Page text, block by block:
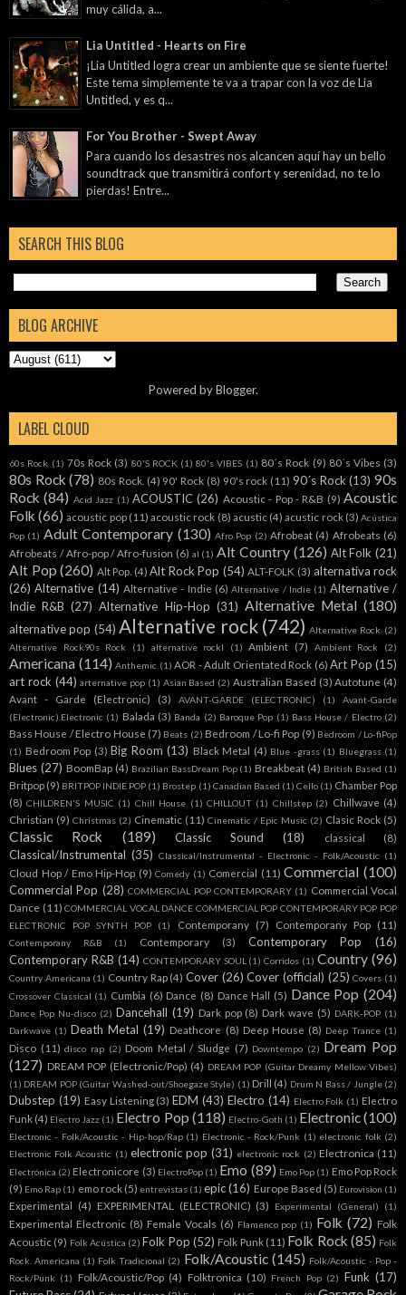
muy cálida, a...
Lia Untitled - Hearts on Fire
¡Lia Untitled logra crear un ambiente que se siente fuerte!
Este tema simplemente te va a trapar con la voz de Lia
Untitled, y es q...
For You Brother - Swept Away
Para cuando los desastres nos alcancen aquí hay un bello
soundtrack que transmitirá confort y serenidad, no te lo
pierdas! Entre...
SEARCH THIS BLOG
BLOG ARCHIVE
Powered byBlogger.
LABEL CLOUD
60s Rock (1) 70s Rock (3) 80'S ROCK (1) 80's VIBES (1) 80´s Rock (9) 80´s Vibes (3)
80s Rock (78) 80s Rock. (4) 90' Rock (8) 90's rock (11) 90´s Rock (13) 90s
Rock (84) Acid Jazz (1) ACOUSTIC (26) Acoustic - Pop - R&B (9) Acoustic
Folk (66) acoustic pop (11) acoustic rock (8) acustic (4) acustic rock (3) Acústica
Pop (1) Adult Contemporary (130) Afro Pop (2) Afrobeat (4) Afrobeats (6)
Afrobeats / Afro-pop / Afro-fusion (6) al (1) Alt Country (126) Alt Folk (21)
Alt Pop (260) Alt Pop. (4) Alt Rock Pop (54) ALT-FOLK (3) alternativa rock
(26) Alternative (14) Alternative - Indie (6) Alternative / Indie (1) Alternative /
Indie R&B (27) Alternative Hip-Hop (31) Alternative Metal (180)
alternative pop (54) Alternative rock (742) Alternative Rock. (2)
Alternative Rock90s Rock
(1) alternative rockl (1) Ambient (7) Ambient Rock (2)
Americana (114) Anthemic (1) AOR - Adult Orientated Rock (6) Art Pop (15)
art rock (44) arternative pop (1) Asian Based (2) Australian Based (3) Autotune (4)
Avant - Garde (Electronic)
(3) AVANT-GARDE (ELECTRONIC) (1)
Avant-Garde
(Electronic).Electronic (1) Balada (3) Banda (2) Baroque Pop (1) Bass House / Electro (2)
Bass House / Electro House (7) Beats (2) Bedroom / Lo-fi Pop (9) Bedroom / Lo-fiPop
(1) Bedroom Pop (3) Big Room (13) Black Metal (4) Blue -grass (1) Bluegrass (1)
Blues (27) BoomBap (4) Brazilian BassDream Pop (1) Breakbeat (4) British Based (1)
Britpop (9) BRITPOP INDIE POP (1) Brostep (1) Canadian Based (1) Cello (1) Chamber Pop
(8) CHILDREN'S MUSIC (1) Chill House (1) CHILLOUT (1) Chillstep (2) Chillwave (4)
Christian (9) Christmas (2) Cinematic (11) Cinematic / Epic Music (2) Clasic Rock (5)
Classic Rock (189) Classic Sound (18) classical (8)
Classical/Instrumental (35) Classical/Instrumental - Electronic - Folk/Acoustic (1)
Cloud Hop / Emo Hip-Hop (9) Comedy (1) Comercial (11) Commercial (100)
Commercial Pop (28) COMMERCIAL POP CONTEMPORARY (1) Commercial Vocal
Dance (11) COMMERCIAL VOCAL DANCE COMMERCIAL POP CONTEMPORARY POP POP
ELECTRONIC POP SYNTH POP
(1) Contemporany (7) Contemporany Pop (11)
Contemporany R&B (1) Contemporary (3) Contemporary Pop
(16)
Contemporary R&B (14) CONTEMPORARY SOUL (1) Corridos (1) Country (96)
Country Americana (1) Country Rap (4) Cover (26) Cover (official) (25) Covers (1)
Crossover Classical (1) Cumbia (6) Dance (8) Dance Hall (5) Dance Pop (204)
Dance Pop Nu-disco (2) Dancehall (19) Dark pop (8) Dark wave (5) DARK-POP (1)
Darkwave (1) Death Metal (19) Deathcore (8) Deep House (8) Deep Trance (1)
Disco (11) disco rap (2) Doom Metal / Sludge (7) Downtempo (2) Dream Pop
(127) DREAM POP (Electronic/Pop) (4) DREAM POP (Guitar Dreamy Mellow Vibes)
(1) DREAM POP (Guitar Washed-out/Shoegaze Style) (1) Drill (4) Drum N Bass / Jungle (2)
Dubstep (19) Easy Listening (3) EDM (43) Electro (14) Electro Folk (1) Electro
Funk (4) Electro Jazz (1) Electro Pop (118) Electro-Goth (1) Electronic(100)
Electronic - Folk/Acoustic - Hip-hop/Rap (1) Electronic - Rock/Punk (1) electronic folk (2)
Electronic Folk Acoustic (1) electronic pop (31) electronic rock (2) Electronica (11)
Electrónica (2) Electronicore (3) ElectroPop (1) Emo (89) Emo Pop (1) Emo Pop Rock
(9) Emo Rap (1) emo rock (5) entrevistas (1) epic (16) Europe Based (5) Eurovision (1)
Experimental (4) EXPERIMENTAL (ELECTRONIC) (3) Experimental (General) (1)
Experimental Electronic (8) Female Vocals (6) Flamenco pop (1) Folk (72) Folk
Acoustic (9) Folk Acústica (2) Folk Pop (52) Folk Punk (11) Folk Rock (85) Folk
Rock. Americana (1) Folk Tradicional (2) Folk/Acoustic (145) Folk/Acoustic - Pop -
Rock/Punk (1) Folk/Acoustic/Pop (4) Folktronica (10) French Pop (2) Funk (17)